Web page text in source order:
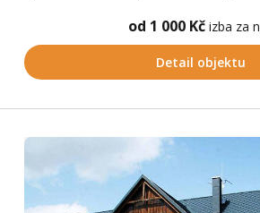
od 1 000 Kč izba za
Detail objektu